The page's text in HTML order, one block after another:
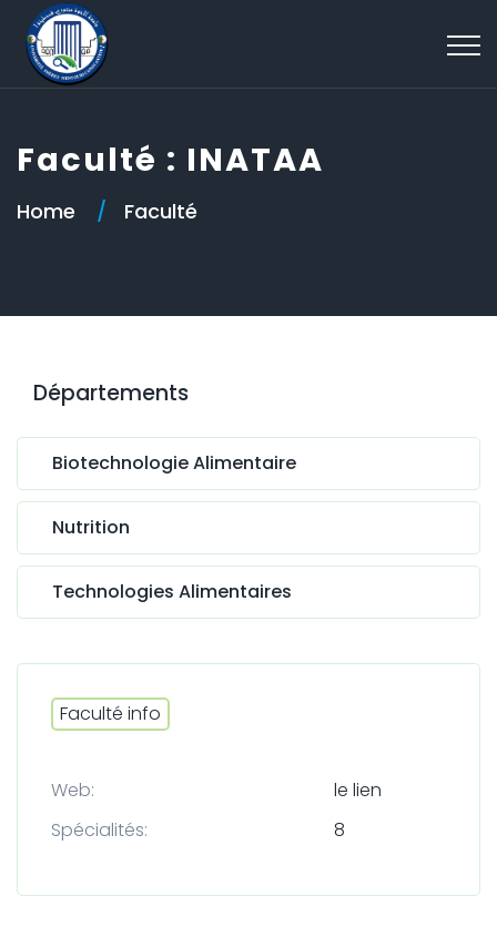
Faculté : INATAA
Home Faculté
Départements
Biotechnologie Alimentaire
Nutrition
Technologies Alimentaires
Faculté info
Web:
le lien
Spécialités:
8